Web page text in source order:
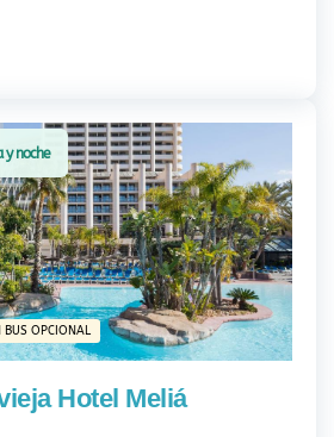
BUS OPCIONAL
Hotel Meliá
y noche